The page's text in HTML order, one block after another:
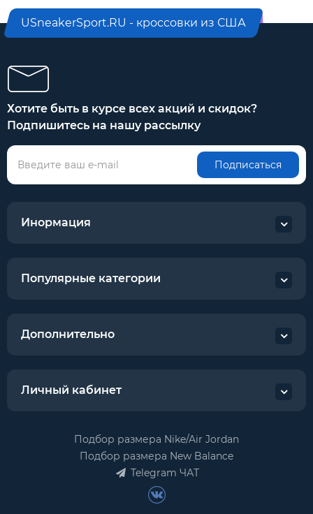
USneakerSport.RU - кроссовки из США
Хотите быть в курсе всех акций и скидок?
Подпишитесь на нашу рассылку
Подписаться
Инормация
Популярные категории
Дополнительно
Личный кабинет
Подбор размера Nike/Air Jordan
Подбор размера New Balance
Telegram ЧАТ